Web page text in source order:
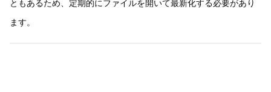
ともあるため、定期的にファイルを開いて最新化する必要があり
ます。